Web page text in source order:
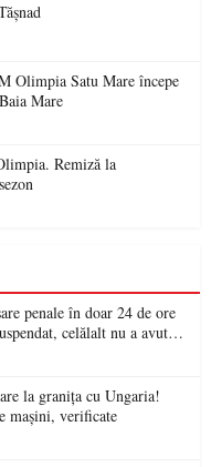
Olimpia Satu Mare începe
Mare
Remiză la
penale în doar 24 de ore
celălalt nu a avut
la granița cu Ungaria!
mașini, verificate